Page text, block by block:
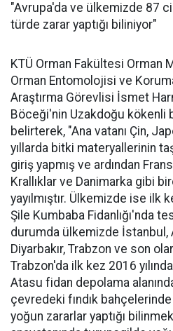
"Avrupa'da ve ülkemizde 87
türde zarar yaptığı biliniyor"
KTÜ Orman Fakültesi Orman
Orman Entomolojisi ve
Araştırma Görevlisi İsmet
Böceği'nin Uzakdoğu kökenli
belirterek, "Ana vatanı Çin,
yıllarda bitki materyallerinin
giriş yapmış ve ardından
Krallıklar ve Danimarka gibi
yayılmıştır. Ülkemizde ise ilk
Şile Kumbaba Fidanlığı'nda
durumda ülkemizde İstanbul,
Diyarbakır, Trabzon ve son
Trabzon'da ilk kez 2016
Atasu fidan depolama
çevredeki fındık
yoğun zararlar yaptığı